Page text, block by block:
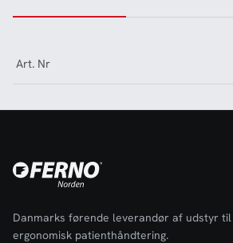
Art. Nr
Danmarks førende leverandør af udstyr til
ergonomisk patienthåndtering.